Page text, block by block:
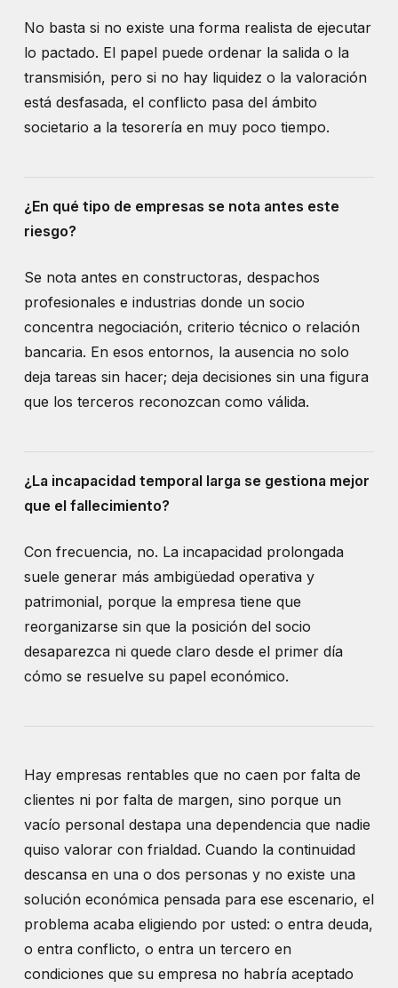
No basta si no existe una forma realista de ejecutar
lo pactado. El papel puede ordenar la salida o la
transmisión, pero si no hay liquidez o la valoración
está desfasada, el conflicto pasa del ámbito
societario a la tesorería en muy poco tiempo.
¿En qué tipo de empresas se nota antes este
riesgo?
Se nota antes en constructoras, despachos
profesionales e industrias donde un socio
concentra negociación, criterio técnico o relación
bancaria. En esos entornos, la ausencia no solo
deja tareas sin hacer; deja decisiones sin una figura
que los terceros reconozcan como válida.
¿La incapacidad temporal larga se gestiona mejor
que el fallecimiento?
Con frecuencia, no. La incapacidad prolongada
suele generar más ambigüedad operativa y
patrimonial, porque la empresa tiene que
reorganizarse sin que la posición del socio
desaparezca ni quede claro desde el primer día
cómo se resuelve su papel económico.
Hay empresas rentables que no caen por falta de
clientes ni por falta de margen, sino porque un
vacío personal destapa una dependencia que nadie
quiso valorar con frialdad. Cuando la continuidad
descansa en una o dos personas y no existe una
solución económica pensada para ese escenario, el
problema acaba eligiendo por usted: o entra deuda,
o entra conflicto, o entra un tercero en
condiciones que su empresa no habría aceptado